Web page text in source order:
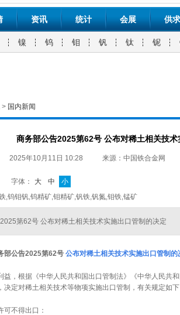
资讯 统计 会展 供求
镍 钨 钼 钒 钛 铌
> 国内新闻
商务部公告2025第62号 公布对稀土相关技
2025年10月11日 10:28 来源：中国铁合金网
字体： 大 中 小
,钨钼钒,钨精矿,钼精矿,钒铁,钒氮,钼铁,锰矿
第62号 公布对稀土相关技术实施出口管制的决定
部公告2025第62号 公布对稀土相关技术实施出口管制的
益，根据《中华人民共和国出口管制法》《中华人民共
决定对稀土相关技术等物项实施出口管制，有关规定如下
可不得出口：